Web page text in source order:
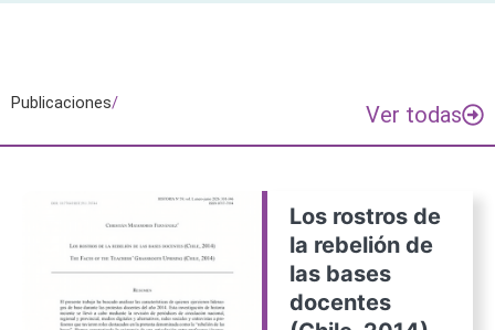
Publicaciones/ Ver todas
Los rostros de
la rebelión de
las bases
docentes